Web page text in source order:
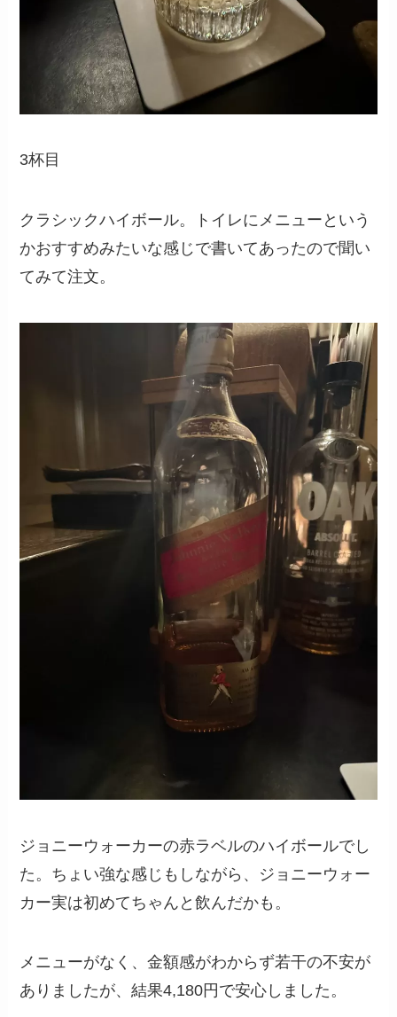
3杯目
クラシックハイボール。トイレにメニューという
かおすすめみたいな感じで書いてあったので聞い
てみて注文。
ジョニーウォーカーの赤ラベルのハイボールでし
た。ちょい強な感じもしながら、ジョニーウォー
カー実は初めてちゃんと飲んだかも。
メニューがなく、金額感がわからず若干の不安が
ありましたが、結果4,180円で安心しました。